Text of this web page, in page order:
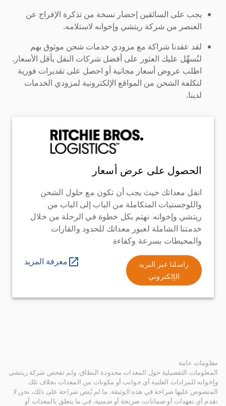
يجب على السائقين إحضار نسخة من تذكرة الإفراج عن
العنصر من شركة ريتشي وإخوانه لاستلامه.
لقد عقدنا شراكة مع مزودي خدمات شحن موثوق بهم
لنُسهِّل عليك العثور على أفضل شركات النقل بأقل الأسعار.
اطلب عروض أسعار مجانية أو احصل على تقديرات فورية
لتكلفة الشحن من المواقع الإلكترونية لمزودي الخدمات
لدينا.
الحصول على عرض أسعار
انقل معداتك حيث يجب أن تكون مع حلول الشحن
واللوجستيات المتكاملة من الباب إلى الباب من
ريتشي وإخوانه. نهتم بكل خطوة في الرحلة من خلال
خدمتنا الشاملة لعبور معداتك للحدود والقارات
والمحيطات بسرعة وكفاءة
راسلنا عبر البريد
الإلكتروني
معرفة المزيد
معلومات عامة
المعلومات التفصيلية حول المعدات محدودة النطاق، ولم تفحص شركة ريتشي
وإخوانه للمزادات العلنية أي جوانب أو مكونات من المعدات بخلاف تلك
المنصوص عليها صراحة في هذه الوثيقة. ما لم يُنص صراحة على ذلك، نحن لا
نقدم أي تعهدات أو ضمانات، صريحة أو ضمنية، في ما يتعلق بالمعدات أو